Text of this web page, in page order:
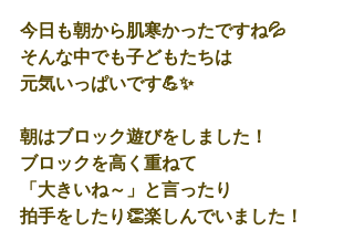
今日も朝から肌寒かったですね💦
そんな中でも子どもたちは
元気いっぱいです💪✨
朝はブロック遊びをしました！
ブロックを高く重ねて
「大きいね～」と言ったり
拍手をしたり👏楽しんでいました！